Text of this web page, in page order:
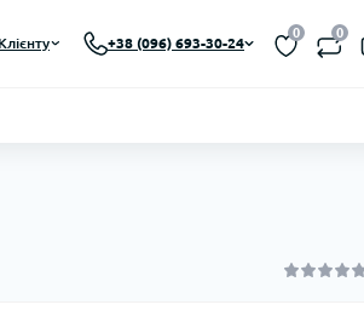
+38 (096) 693-30-24
0 0